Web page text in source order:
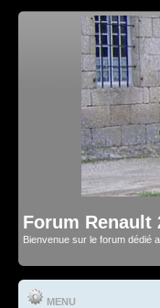
Forum Renault
Bienvenue sur le forum dédié
MENU